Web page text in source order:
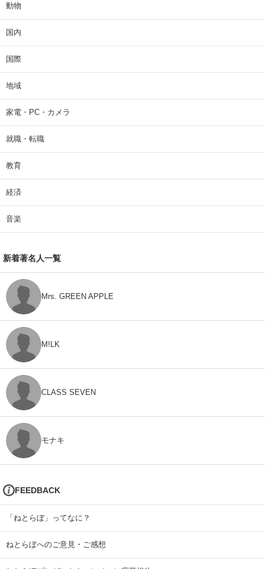
動物
国内
国際
地域
家電・PC・カメラ
就職・転職
教育
経済
音楽
新着著名人一覧
Mrs. GREEN APPLE
M!LK
CLASS SEVEN
モナキ
FEEDBACK
「ねとらぼ」ってなに？
ねとらぼへのご意見・ご感想